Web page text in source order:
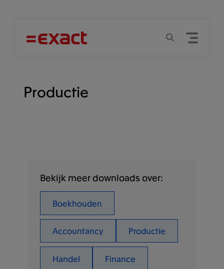
Menu
Zoeken
Productie
Bekijk meer downloads over:
Boekhouden
Accountancy Productie
Handel Finance